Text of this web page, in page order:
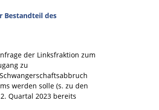
Bestandteil des
der Linksfraktion zum
zu
werden solle (s. zu den
Quartal 2023 bereits